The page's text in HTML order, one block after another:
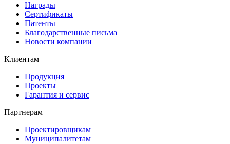
Награды
Сертификаты
Патенты
Благодарственные письма
Новости компании
Клиентам
Продукция
Проекты
Гарантия и сервис
Партнерам
Проектировщикам
Муниципалитетам